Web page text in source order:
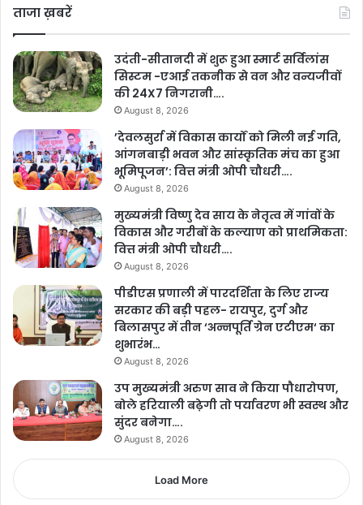
ताजा ख़बरें
उदंती-सीतानदी में शुरू हुआ स्मार्ट सर्विलांस
सिस्टम -एआई तकनीक से वन और वन्यजीवों
की 24X7 निगरानी….
August 8, 2026
’देवलसुर्रा में विकास कार्यों को मिली नई गति,
आंगनबाड़ी भवन और सांस्कृतिक मंच का हुआ
भूमिपूजन’: वित्त मंत्री ओपी चौधरी….
August 8, 2026
मुख्यमंत्री विष्णु देव साय के नेतृत्व में गांवों के
विकास और गरीबों के कल्याण को प्राथमिकता:
वित्त मंत्री ओपी चौधरी….
August 8, 2026
पीडीएस प्रणाली में पारदर्शिता के लिए राज्य
सरकार की बड़ी पहल- रायपुर, दुर्ग और
बिलासपुर में तीन ‘अन्नपूर्ति ग्रेन एटीएम‘ का
शुभारंभ…
August 8, 2026
उप मुख्यमंत्री अरुण साव ने किया पौधारोपण,
बोले हरियाली बढ़ेगी तो पर्यावरण भी स्वस्थ और
सुंदर बनेगा….
August 8, 2026
Load More